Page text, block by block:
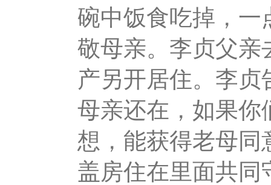
碗中饭食吃掉，一
敬母亲。李贞父亲
产另开居住。李贞
母亲还在，如果你
想，能获得老母同
盖房住在里面共同